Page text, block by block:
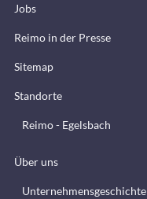
Jobs
Reimo in der Presse
Sitemap
Standorte
Reimo - Egelsbach
Über uns
Unternehmensgeschichte